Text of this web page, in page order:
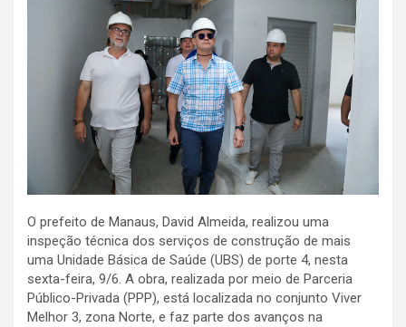
O prefeito de Manaus, David Almeida, realizou uma
inspeção técnica dos serviços de construção de mais
uma Unidade Básica de Saúde (UBS) de porte 4, nesta
sexta-feira, 9/6. A obra, realizada por meio de Parceria
Público-Privada (PPP), está localizada no conjunto Viver
Melhor 3, zona Norte, e faz parte dos avanços na